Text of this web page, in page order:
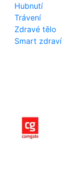
Hubnutí
Trávení
Zdravé tělo
Smart zdraví